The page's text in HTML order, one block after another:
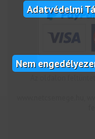
Adatvédelmi
Nem
Az oldalon